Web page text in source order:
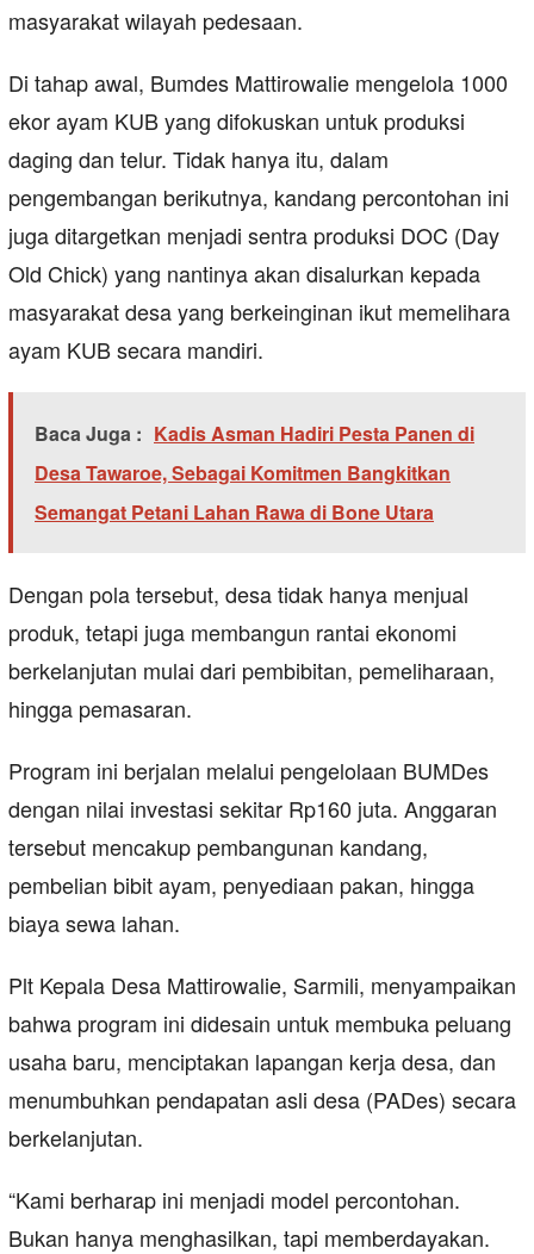
masyarakat wilayah pedesaan.
Di tahap awal, Bumdes Mattirowalie mengelola 1000
ekor ayam KUB yang difokuskan untuk produksi
daging dan telur. Tidak hanya itu, dalam
pengembangan berikutnya, kandang percontohan ini
juga ditargetkan menjadi sentra produksi DOC (Day
Old Chick) yang nantinya akan disalurkan kepada
masyarakat desa yang berkeinginan ikut memelihara
ayam KUB secara mandiri.
Baca Juga : Kadis Asman Hadiri Pesta Panen di
Desa Tawaroe, Sebagai Komitmen Bangkitkan
Semangat Petani Lahan Rawa di Bone Utara
Dengan pola tersebut, desa tidak hanya menjual
produk, tetapi juga membangun rantai ekonomi
berkelanjutan mulai dari pembibitan, pemeliharaan,
hingga pemasaran.
Program ini berjalan melalui pengelolaan BUMDes
dengan nilai investasi sekitar Rp160 juta. Anggaran
tersebut mencakup pembangunan kandang,
pembelian bibit ayam, penyediaan pakan, hingga
biaya sewa lahan.
Plt Kepala Desa Mattirowalie, Sarmili, menyampaikan
bahwa program ini didesain untuk membuka peluang
usaha baru, menciptakan lapangan kerja desa, dan
menumbuhkan pendapatan asli desa (PADes) secara
berkelanjutan.
“Kami berharap ini menjadi model percontohan.
Bukan hanya menghasilkan, tapi memberdayakan.